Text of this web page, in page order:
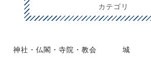
カテゴリ
神社・仏閣・寺院・教会 城